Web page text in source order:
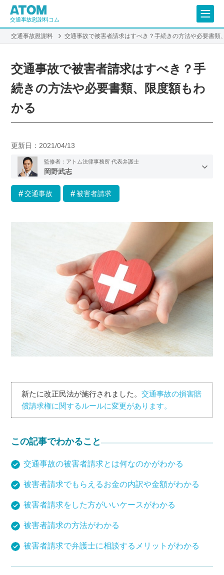
交通事故慰謝料コム
交通事故慰謝料 交通事故で被害者請求はすべき？手続きの方法や必要書類
交通事故で被害者請求はすべき？手
続きの方法や必要書類、限度額もわ
かる
更新日： 2021/04/13
監修者：アトム法律事務所 代表弁護士
岡野武志
交通事故 被害者請求
新たに改正民法が施行されました。交通事故の損害賠
償請求権に関するルールに変更があります。
この記事でわかること
交通事故の被害者請求とは何なのかがわかる
被害者請求でもらえるお金の内訳や金額がわかる
被害者請求をした方がいいケースがわかる
被害者請求の方法がわかる
被害者請求で弁護士に相談するメリットがわかる